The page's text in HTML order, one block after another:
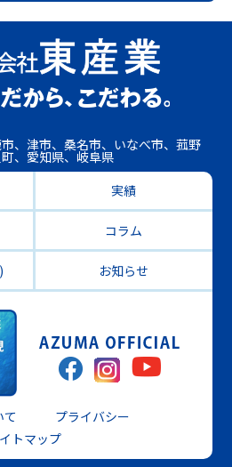
、津市、桑名市、いなべ市、菰野
、愛知県、岐阜県
実績
コラム
お知らせ
て
プライバシー
トマップ